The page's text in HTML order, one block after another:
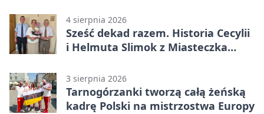
4 sierpnia 2026
Sześć dekad razem. Historia Cecylii
i Helmuta Slimok z Miasteczka
3 sierpnia 2026
Tarnogórzanki tworzą całą żeńską
kadrę Polski na mistrzostwa Europy